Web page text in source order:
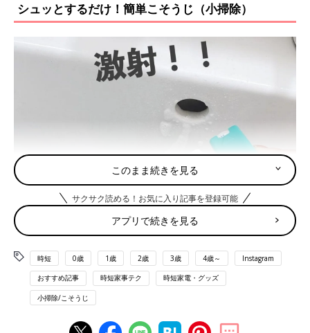
シュッとするだけ！簡単こそうじ（小掃除）
このまま続きを見る
サクサク読める！お気に入り記事を登録可能
アプリで続きを見る
時短 0歳 1歳 2歳 3歳 4歳～ Instagram
おすすめ記事 時短家事テク 時短家電・グッズ
小掃除/こそうじ